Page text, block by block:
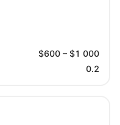
$600 – $1 000
0.2